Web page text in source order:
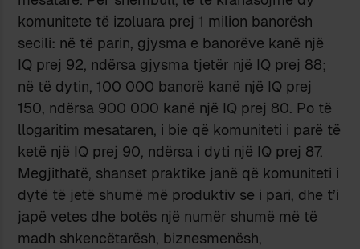
komunitete të izoluara prej 1 milion banorësh
secili: në të parin, gjysma e banorëve kanë një
IQ prej 92, ndërsa gjysma tjetër një IQ prej 88;
në të dytin, 100 000 banorë kanë një IQ prej
150, ndërsa 900 000 kanë një IQ prej 80. Po të
llogaritim mesataren, i bie që komuniteti i parë të
ketë një IQ prej 90, ndërsa i dyti një IQ prej 87.
Megjithatë, shanset praktike janë që komuniteti i
dytë të jetë shumë më produktiv se i pari, dhe t’i
japë vetes dhe botës një numër shumë më të
madh shkencëtarësh, biznesmenësh,